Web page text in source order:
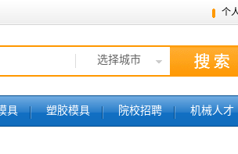
个
选择城市
具 塑胶模具 院校招聘 机械人才